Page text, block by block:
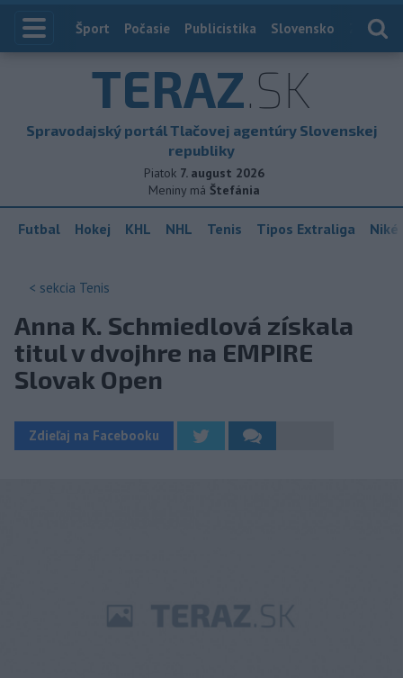
Index
Šport Počasie Publicistika Slovensko
TERAZ.SK
Spravodajský portál Tlačovej agentúry Slovenskej
republiky
Piatok 7. august 2026
Meniny má Štefánia
Futbal Hokej KHL NHL Tenis Tipos Extraliga
< sekcia Tenis
Anna K. Schmiedlová získala
titul v dvojhre na EMPIRE
Slovak Open
Zdieľaj na Facebooku